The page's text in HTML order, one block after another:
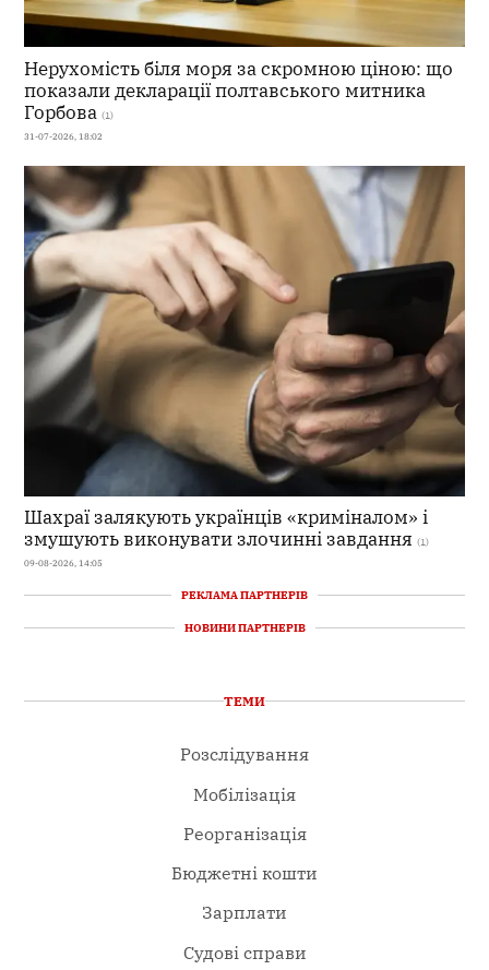
Нерухомість біля моря за скромною ціною: що
показали декларації полтавського митника
Горбова (1)
31-07-2026, 18:02
Шахраї залякують українців «криміналом» і
змушують виконувати злочинні завдання (1)
09-08-2026, 14:05
РЕКЛАМА ПАРТНЕРІВ
НОВИНИ ПАРТНЕРІВ
ТЕМИ
Розслідування
Мобілізація
Реорганізація
Бюджетні кошти
Зарплати
Судові справи